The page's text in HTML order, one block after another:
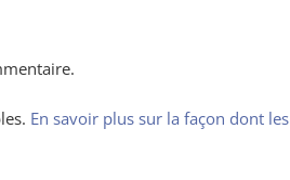
En savoir plus sur la façon dont les